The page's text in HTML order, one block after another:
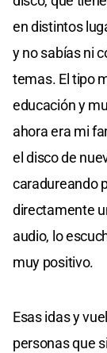
en distintos
y no sabías ni
temas. El tipo
educación y
ahora era mi
el disco de
caradureando
directamente
audio, lo
muy positivo.
Esas idas y
personas que